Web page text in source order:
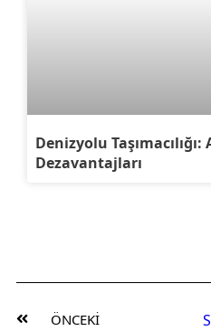
Denizyolu
Dezavantajları
ÖNCEKI